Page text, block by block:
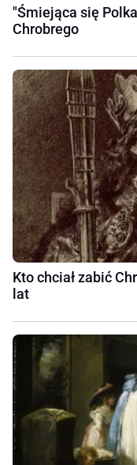
"Śmiejąca się
Chrobrego
Kto chciał zabić
lat